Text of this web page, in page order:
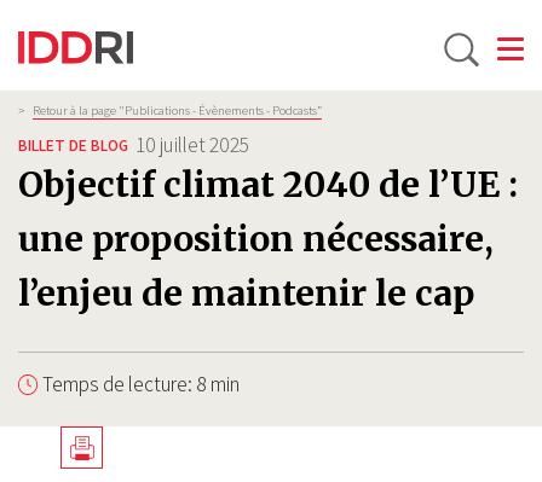
Aller
au
contenu
principal
Fil
d'Ariane
> Retour à la page "Publications - Évènements - Podcasts”
BILLET DE BLOG 10 juillet 2025
Objectif climat 2040 de l’UE :
une proposition nécessaire,
l’enjeu de maintenir le cap
Temps de lecture: 8 min
Télécharger